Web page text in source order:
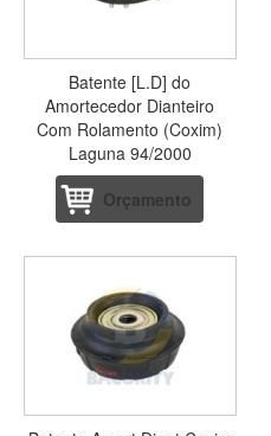
Batente [L.D] do
Amortecedor Dianteiro
Com Rolamento (Coxim)
Laguna 94/2000
Orçamento